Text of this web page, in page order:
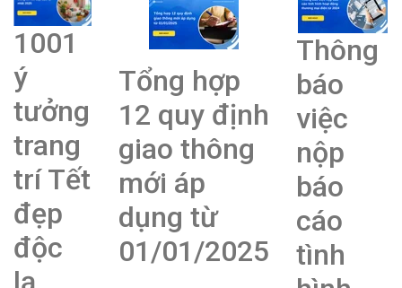
1001
ý
tưởng
trang
trí Tết
đẹp
độc
Tổng hợp
12 quy định
giao thông
mới áp
dụng từ
01/01/2025
Thông
báo
việc
nộp
báo
cáo
tình